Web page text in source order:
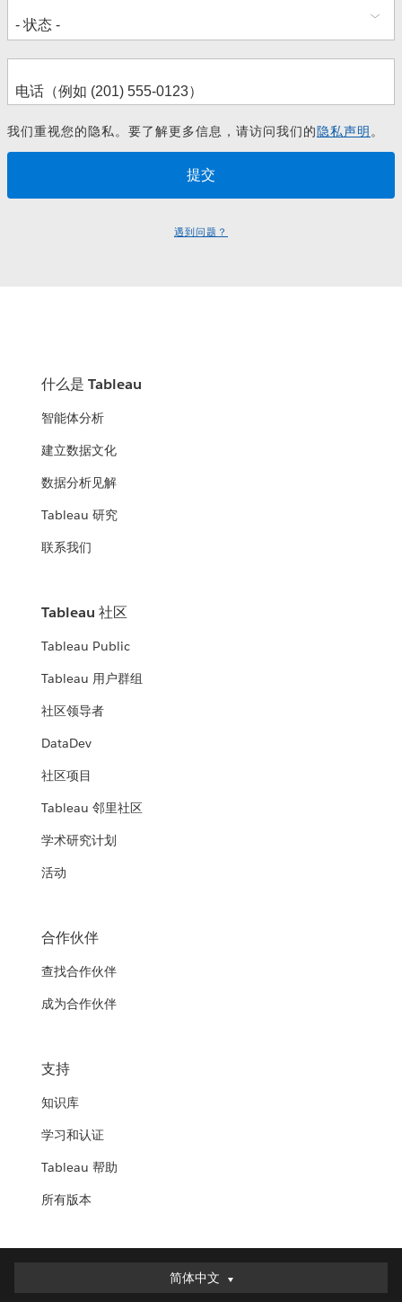
我们重视您的隐私。要了解更多信息，请访问我们的隐私声明。
遇到问题？
什么是 Tableau
智能体分析
建立数据文化
数据分析见解
Tableau 研究
联系我们
Tableau 社区
Tableau Public
Tableau 用户群组
社区领导者
DataDev
社区项目
Tableau 邻里社区
学术研究计划
活动
合作伙伴
查找合作伙伴
成为合作伙伴
支持
知识库
学习和认证
Tableau 帮助
所有版本
简体中文
简体中文